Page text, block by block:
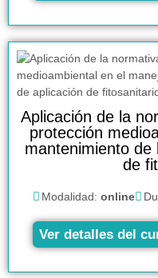
Aplicación de la
protección
mantenimiento de
de
Modalidad: online
Ver detalles del